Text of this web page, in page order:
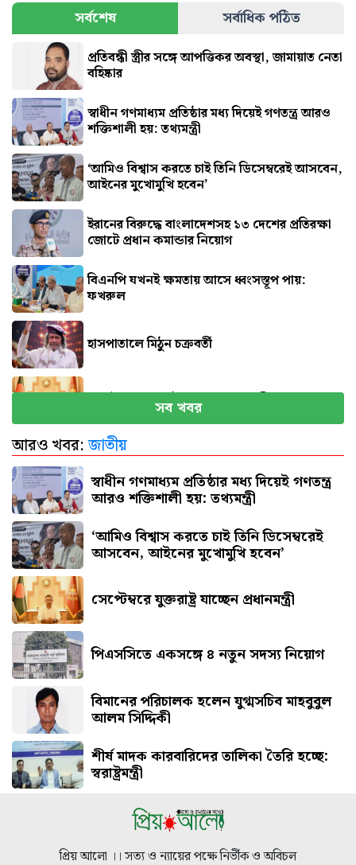
সর্বশেষ
সর্বাধিক পঠিত
প্রতিবন্ধী স্ত্রীর সঙ্গে আপত্তিকর অবস্থা, জামায়াত নেতা
বহিষ্কার
স্বাধীন গণমাধ্যম প্রতিষ্ঠার মধ্য দিয়েই গণতন্ত্র আরও
শক্তিশালী হয়: তথ্যমন্ত্রী
‘আমিও বিশ্বাস করতে চাই তিনি ডিসেম্বরেই আসবেন,
আইনের মুখোমুখি হবেন’
ইরানের বিরুদ্ধে বাংলাদেশসহ ১৩ দেশের প্রতিরক্ষা
জোটে প্রধান কমান্ডার নিয়োগ
বিএনপি যখনই ক্ষমতায় আসে ধ্বংসস্তূপ পায়:
ফখরুল
হাসপাতালে মিঠুন চক্রবর্তী
সেপ্টেম্বরে যুক্তরাষ্ট্র যাচ্ছেন প্রধানমন্ত্রী
পিএসসিতে একসঙ্গে ৪ নতুন সদস্য নিয়োগ
সব খবর
আরও খবর:জাতীয়
স্বাধীন গণমাধ্যম প্রতিষ্ঠার মধ্য দিয়েই গণতন্ত্র
আরও শক্তিশালী হয়: তথ্যমন্ত্রী
‘আমিও বিশ্বাস করতে চাই তিনি ডিসেম্বরেই
আসবেন, আইনের মুখোমুখি হবেন’
সেপ্টেম্বরে যুক্তরাষ্ট্র যাচ্ছেন প্রধানমন্ত্রী
পিএসসিতে একসঙ্গে ৪ নতুন সদস্য নিয়োগ
বিমানের পরিচালক হলেন যুগ্মসচিব মাহবুবুল
আলম সিদ্দিকী
শীর্ষ মাদক কারবারিদের তালিকা তৈরি হচ্ছে:
স্বরাষ্ট্রমন্ত্রী
প্রিয় আলো ।। সত্য ও ন্যায়ের পক্ষে নির্ভীক ও অবিচল